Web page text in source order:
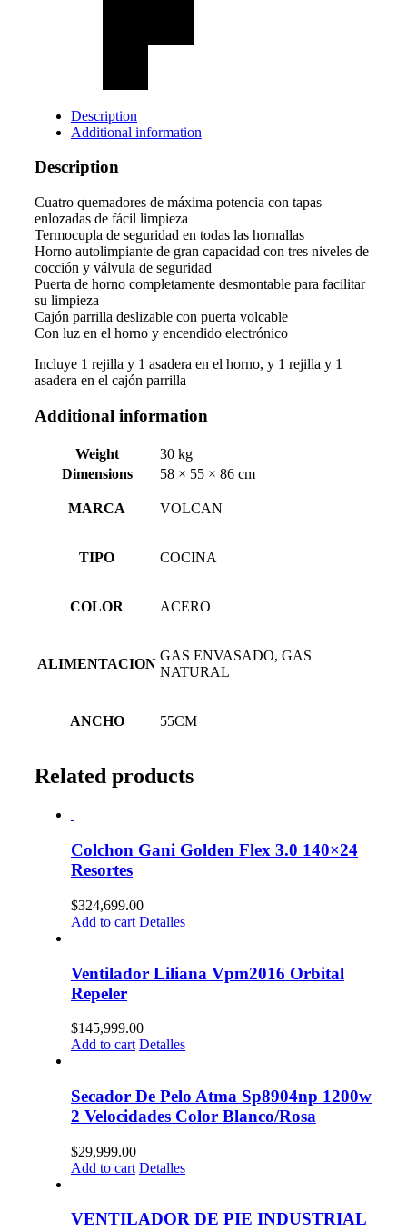
Description
Additional information
Description
Cuatro quemadores de máxima potencia con tapas
enlozadas de fácil limpieza
Termocupla de seguridad en todas las hornallas
Horno autolimpiante de gran capacidad con tres niveles de
cocción y válvula de seguridad
Puerta de horno completamente desmontable para facilitar
su limpieza
Cajón parrilla deslizable con puerta volcable
Con luz en el horno y encendido electrónico
Incluye 1 rejilla y 1 asadera en el horno, y 1 rejilla y 1
asadera en el cajón parrilla
Additional information
Weight
30 kg
Dimensions
58 × 55 × 86 cm
MARCA VOLCAN
TIPO COCINA
COLOR ACERO
ALIMENTACION
GAS ENVASADO, GAS
NATURAL
ANCHO 55CM
Related products
Colchon Gani Golden Flex 3.0 140×24
Resortes
$324,699.00
Add to cart Detalles
Ventilador Liliana Vpm2016 Orbital
Repeler
$145,999.00
Add to cart Detalles
Secador De Pelo Atma Sp8904np 1200w
2 Velocidades Color Blanco/Rosa
$29,999.00
Add to cart Detalles
VENTILADOR DE PIE INDUSTRIAL